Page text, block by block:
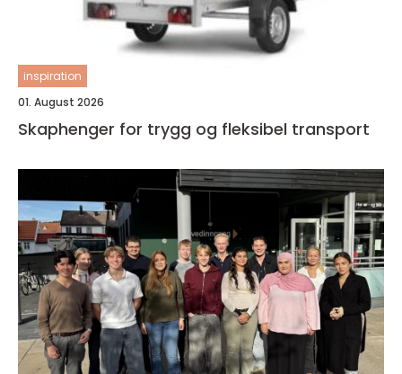
inspiration
01. August 2026
Skaphenger for trygg og fleksibel transport